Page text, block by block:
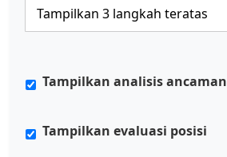
Tampilkan analisis ancaman
Tampilkan evaluasi posisi